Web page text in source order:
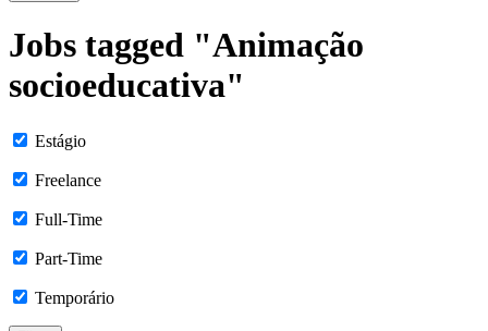
Jobs tagged "Animação
socioeducativa"
Estágio
Freelance
Full-Time
Part-Time
Temporário